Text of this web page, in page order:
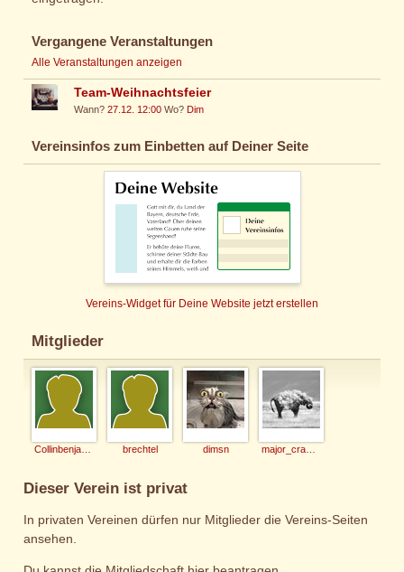
Vergangene Veranstaltungen
Alle Veranstaltungen anzeigen
Team-Weihnachtsfeier
Wann?27.12. 12:00 Wo?Dim
Vereinsinfos zum Einbetten auf Deiner Seite
Vereins-Widget für Deine Website jetzt erstellen
Mitglieder
brechtel dimsn
Dieser Verein ist privat
In privaten Vereinen dürfen nur Mitglieder die Vereins-Seiten
ansehen.